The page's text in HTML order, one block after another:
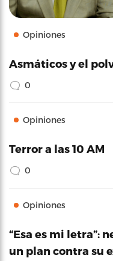
Opiniones
Asmáticos y el
0
Opiniones
Terror a las 10 AM
0
Opiniones
“Esa es mi letra”:
un plan contra su